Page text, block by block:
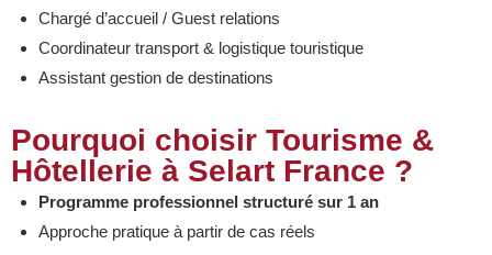
Chargé d’accueil / Guest relations
Coordinateur transport & logistique touristique
Assistant gestion de destinations
Pourquoi choisir Tourisme &
Hôtellerie à Selart France ?
Programme professionnel structuré sur 1 an
Approche pratique à partir de cas réels